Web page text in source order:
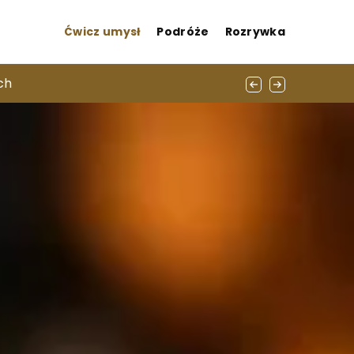
Ćwicz umysł Podróże Rozrywka